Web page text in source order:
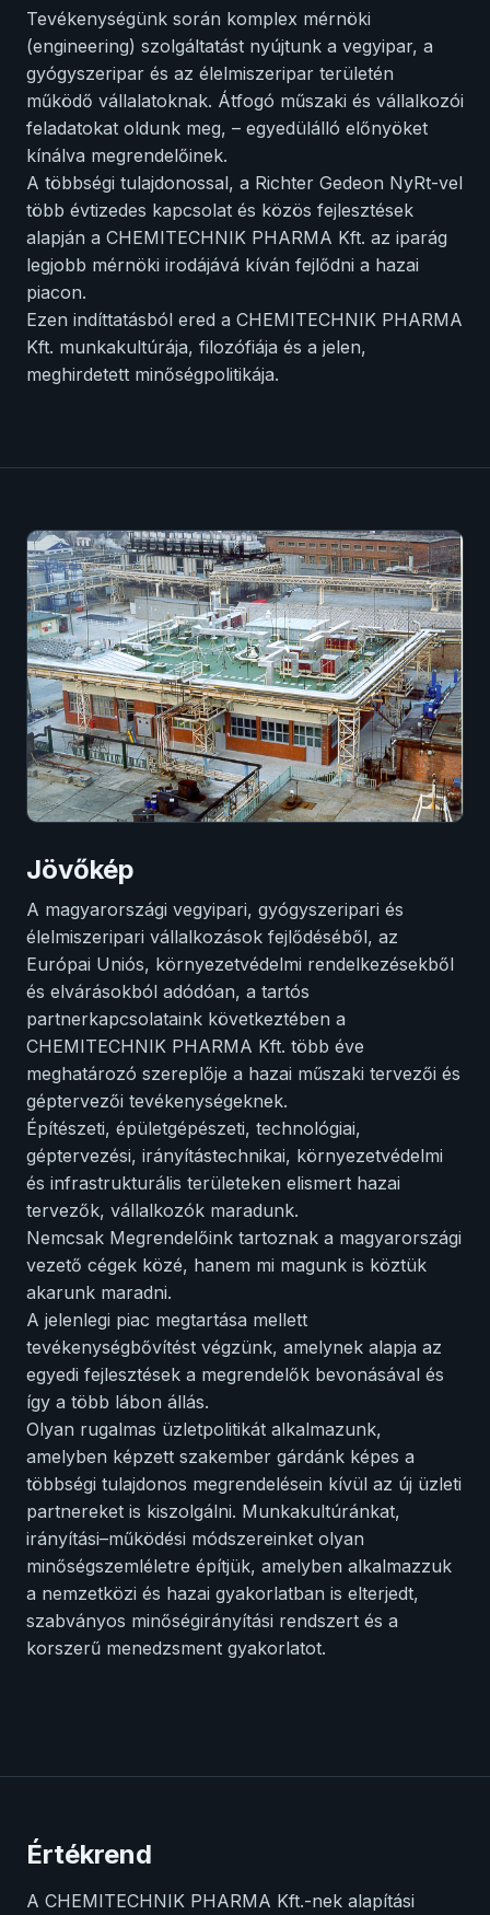
Tevékenységünk során komplex mérnöki
(engineering) szolgáltatást nyújtunk a vegyipar, a
gyógyszeripar és az élelmiszeripar területén
működő vállalatoknak. Átfogó műszaki és vállalkozói
feladatokat oldunk meg, – egyedülálló előnyöket
kínálva megrendelőinek.
A többségi tulajdonossal, a Richter Gedeon NyRt-vel
több évtizedes kapcsolat és közös fejlesztések
alapján a CHEMITECHNIK PHARMA Kft. az iparág
legjobb mérnöki irodájává kíván fejlődni a hazai
piacon.
Ezen indíttatásból ered a CHEMITECHNIK PHARMA
Kft. munkakultúrája, filozófiája és a jelen,
meghirdetett minőségpolitikája.
Jövőkép
A magyarországi vegyipari, gyógyszeripari és
élelmiszeripari vállalkozások fejlődéséből, az
Európai Uniós, környezetvédelmi rendelkezésekből
és elvárásokból adódóan, a tartós
partnerkapcsolataink következtében a
CHEMITECHNIK PHARMA Kft. több éve
meghatározó szereplője a hazai műszaki tervezői és
géptervezői tevékenységeknek.
Építészeti, épületgépészeti, technológiai,
géptervezési, irányítástechnikai, környezetvédelmi
és infrastrukturális területeken elismert hazai
tervezők, vállalkozók maradunk.
Nemcsak Megrendelőink tartoznak a magyarországi
vezető cégek közé, hanem mi magunk is köztük
akarunk maradni.
A jelenlegi piac megtartása mellett
tevékenységbővítést végzünk, amelynek alapja az
egyedi fejlesztések a megrendelők bevonásával és
így a több lábon állás.
Olyan rugalmas üzletpolitikát alkalmazunk,
amelyben képzett szakember gárdánk képes a
többségi tulajdonos megrendelésein kívül az új üzleti
partnereket is kiszolgálni. Munkakultúránkat,
irányítási–működési módszereinket olyan
minőségszemléletre építjük, amelyben alkalmazzuk
a nemzetközi és hazai gyakorlatban is elterjedt,
szabványos minőségirányítási rendszert és a
korszerű menedzsment gyakorlatot.
Értékrend
A CHEMITECHNIK PHARMA Kft.-nek alapítási